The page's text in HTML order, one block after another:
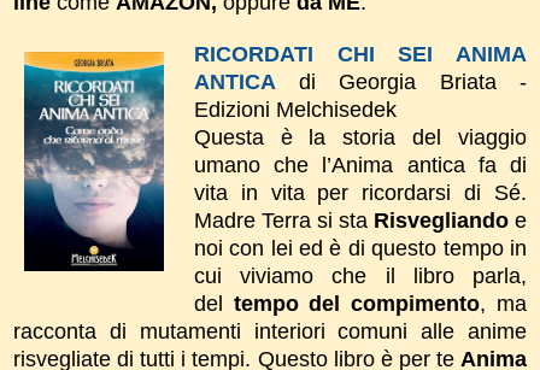
RICORDATI CHI SEI ANIMA
ANTICA
di Georgia Briata -
Edizioni Melchisedek
Questa è la storia del viaggio
umano che l’Anima antica fa di
vita in vita per ricordarsi di Sé.
Madre Terra si sta Risvegliandoe
noi con lei ed è di questo tempo in
cui viviamo che il libro parla,
del tempo del compimento, ma
racconta di mutamenti interiori comuni alle anime
risvegliate di tutti i tempi. Questo libro è per te Anima